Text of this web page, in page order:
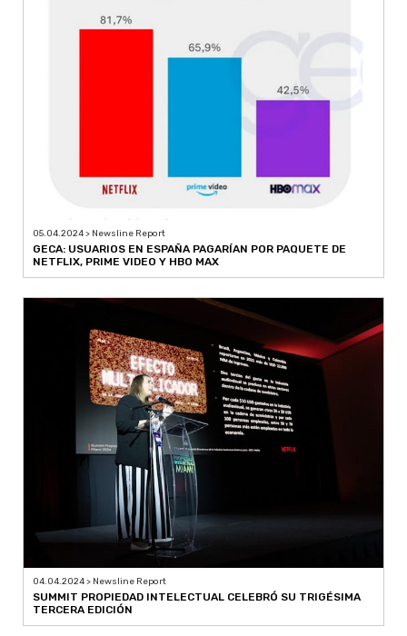
05.04.2024 > Newsline Report
GECA: USUARIOS EN ESPAÑA PAGARÍAN POR PAQUETE DE
NETFLIX, PRIME VIDEO Y HBO MAX
04.04.2024 > Newsline Report
SUMMIT PROPIEDAD INTELECTUAL CELEBRÓ SU TRIGÉSIMA
TERCERA EDICIÓN